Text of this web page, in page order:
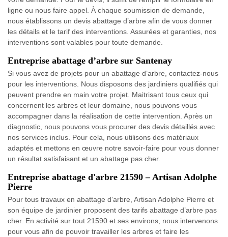
ligne ou nous faire appel. À chaque soumission de demande,
nous établissons un devis abattage d’arbre afin de vous donner
les détails et le tarif des interventions. Assurées et garanties, nos
interventions sont valables pour toute demande.
Entreprise abattage d’arbre sur Santenay
Si vous avez de projets pour un abattage d’arbre, contactez-nous
pour les interventions. Nous disposons des jardiniers qualifiés qui
peuvent prendre en main votre projet. Maitrisant tous ceux qui
concernent les arbres et leur domaine, nous pouvons vous
accompagner dans la réalisation de cette intervention. Après un
diagnostic, nous pouvons vous procurer des devis détaillés avec
nos services inclus. Pour cela, nous utilisons des matériaux
adaptés et mettons en œuvre notre savoir-faire pour vous donner
un résultat satisfaisant et un abattage pas cher.
Entreprise abattage d'arbre 21590 – Artisan Adolphe
Pierre
Pour tous travaux en abattage d’arbre, Artisan Adolphe Pierre et
son équipe de jardinier proposent des tarifs abattage d’arbre pas
cher. En activité sur tout 21590 et ses environs, nous intervenons
pour vous afin de pouvoir travailler les arbres et faire les